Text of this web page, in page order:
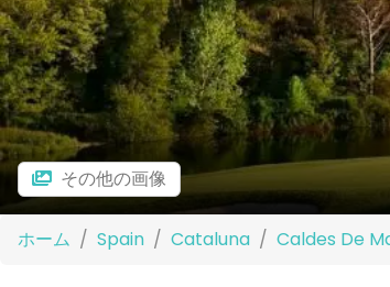
その他の画像
ホーム Spain Cataluna Caldes De